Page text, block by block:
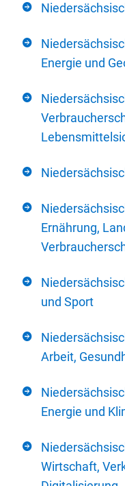
Energie und
Ernährung,
und Sport
Arbeit,
Energie und
Wirtschaft,